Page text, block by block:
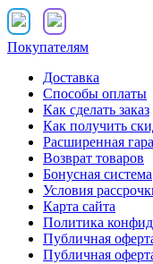
Покупателям
Доставка
Способы оплаты
Как сделать заказ
Как получить
Расширенная
Возврат товаров
Бонусная система
Условия
Карта сайта
Политика
Публичная
Публичная